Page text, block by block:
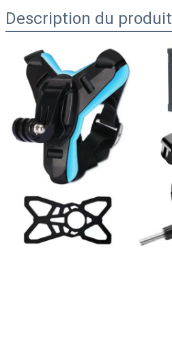
Description du produit